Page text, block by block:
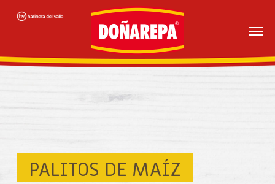
Skip
content
PALITOS DE MAÍZ